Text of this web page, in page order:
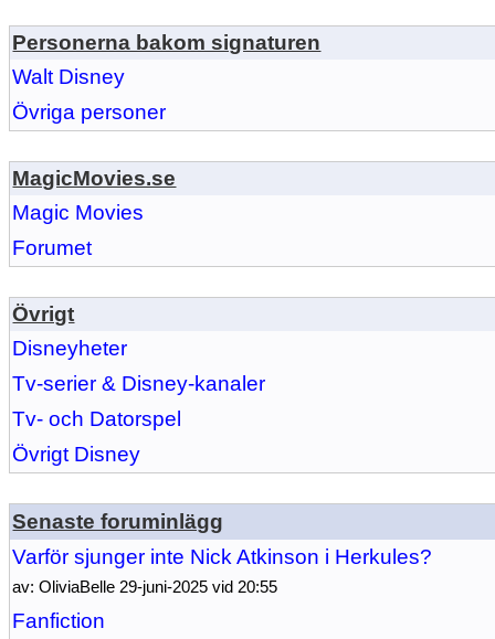
Personerna bakom signaturen
Walt Disney
Övriga personer
MagicMovies.se
Magic Movies
Forumet
Övrigt
Disneyheter
Tv-serier & Disney-kanaler
Tv- och Datorspel
Övrigt Disney
Senaste foruminlägg
Varför sjunger inte Nick Atkinson i Herkules?
av: OliviaBelle 29-juni-2025 vid 20:55
Fanfiction